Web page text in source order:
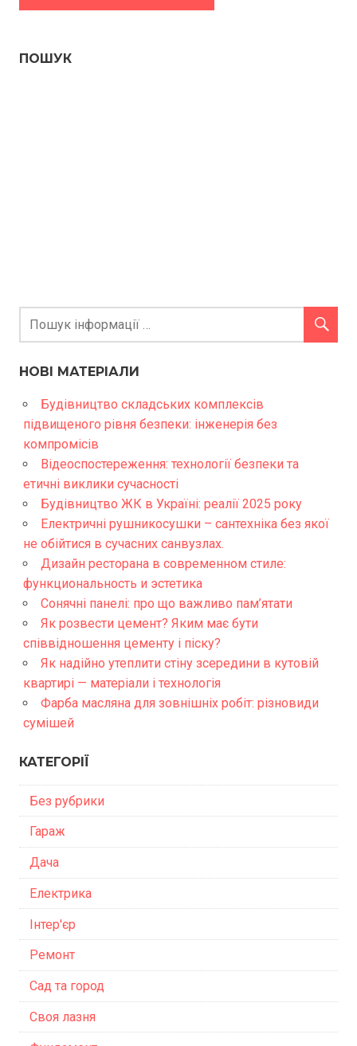
ПОШУК
НОВІ МАТЕРІАЛИ
Будівництво складських комплексів
підвищеного рівня безпеки: інженерія без
компромісів
Відеоспостереження: технології безпеки та
етичні виклики сучасності
Будівництво ЖК в Україні: реалії 2025 року
Електричні рушникосушки – сантехніка без якої
не обійтися в сучасних санвузлах.
Дизайн ресторана в современном стиле:
функциональность и эстетика
Сонячні панелі: про що важливо пам’ятати
Як розвести цемент? Яким має бути
співвідношення цементу і піску?
Як надійно утеплити стіну зсередини в кутовій
квартирі — матеріали і технологія
Фарба масляна для зовнішніх робіт: різновиди
сумішей
КАТЕГОРІЇ
Без рубрики
Гараж
Дача
Електрика
Інтер'єр
Ремонт
Сад та город
Своя лазня